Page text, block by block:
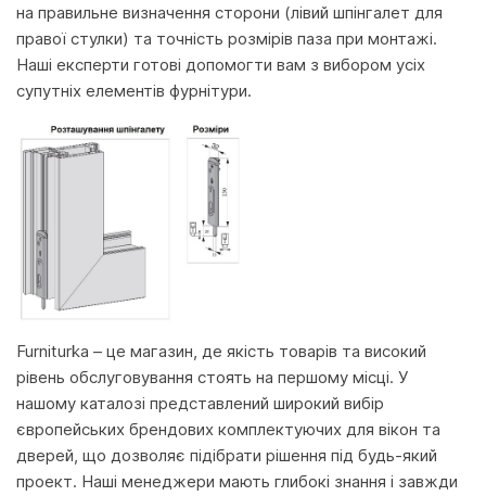
на правильне визначення сторони (лівий шпінгалет для
правої стулки) та точність розмірів паза при монтажі.
Наші експерти готові допомогти вам з вибором усіх
супутніх елементів фурнітури.
Furniturka – це магазин, де якість товарів та високий
рівень обслуговування стоять на першому місці. У
нашому каталозі представлений широкий вибір
європейських брендових комплектуючих для вікон та
дверей, що дозволяє підібрати рішення під будь-який
проект. Наші менеджери мають глибокі знання і завжди